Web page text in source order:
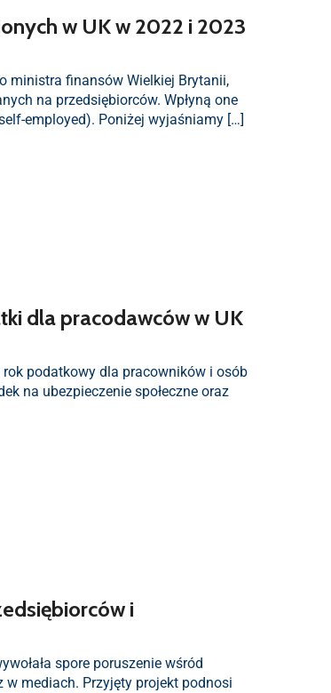
w UK w 2022 i 2023
ministra finansów Wielkiej Brytanii,
na przedsiębiorców. Wpłyną one
employed). Poniżej wyjaśniamy […]
dla pracodawców w UK
podatkowy dla pracowników i osób
na ubezpieczenie społeczne oraz
i
spore poruszenie wśród
mediach. Przyjęty projekt podnosi